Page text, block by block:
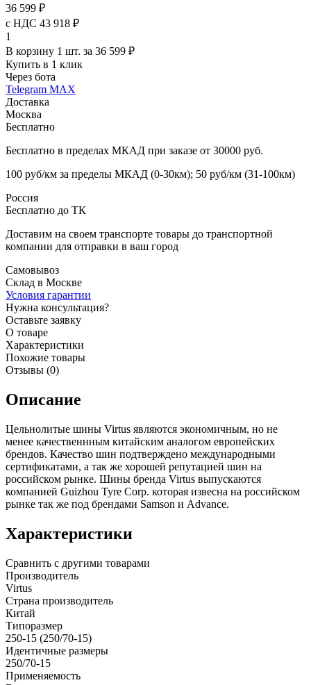
36 599 ₽
с НДС 43 918 ₽
1
В корзину 1 шт. за 36 599 ₽
Купить в 1 клик
Через бота
Telegram MAX
Доставка
Москва
Бесплатно
Бесплатно в пределах МКАД при заказе от 30000 руб.
100 руб/км за пределы МКАД (0-30км); 50 руб/км (31-100км)
Россия
Бесплатно до ТК
Доставим на своем транспорте товары до транспортной
компании для отправки в ваш город
Самовывоз
Склад в Москве
Условия гарантии
Нужна консультация?
Оставьте заявку
О товаре
Характеристики
Похожие товары
Отзывы (0)
Описание
Цельнолитые шины Virtus являются экономичным, но не
менее качественнным китайским аналогом европейских
брендов. Качество шин подтверждено международными
сертификатами, а так же хорошей репутацией шин на
российском рынке. Шины бренда Virtus выпускаются
компанией Guizhou Tyre Corp. которая извесна на российском
рынке так же под брендами Samson и Advance.
Характеристики
Сравнить с другими товарами
Производитель
Virtus
Страна производитель
Китай
Типоразмер
250-15 (250/70-15)
Идентичные размеры
250/70-15
Применяемость